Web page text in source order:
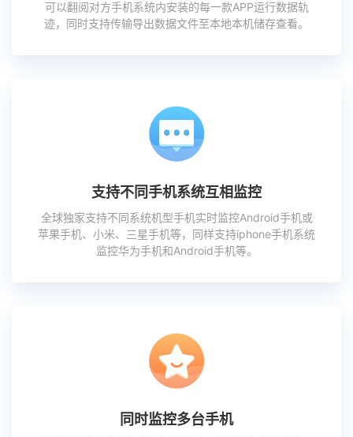
可以翻阅对方手机系统内安装的每一款APP运行数据轨
迹，同时支持传输导出数据文件至本地本机储存查看。
支持不同手机系统互相监控
全球独家支持不同系统机型手机实时监控Android手机或
苹果手机、小米、三星手机等，同样支持iphone手机系统
监控华为手机和Android手机等。
同时监控多台手机